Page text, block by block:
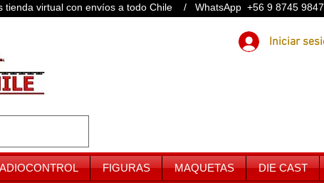
tienda virtual con envíos a todo Chile / WhatsApp +56 9 8745 9847
FIGURAS MAQUETAS DIE CAST